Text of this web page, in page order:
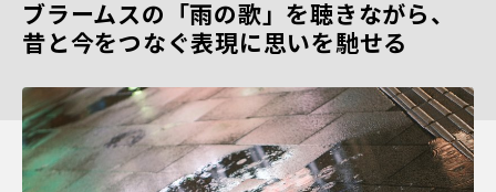
ブラームスの「雨の歌」を聴きながら、
昔と今をつなぐ表現に思いを馳せる